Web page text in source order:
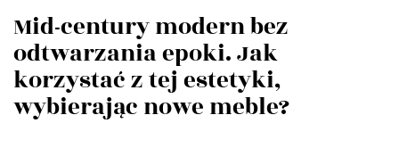
Mid-century modern bez
odtwarzania epoki. Jak
korzystać z tej estetyki,
wybierając nowe meble?